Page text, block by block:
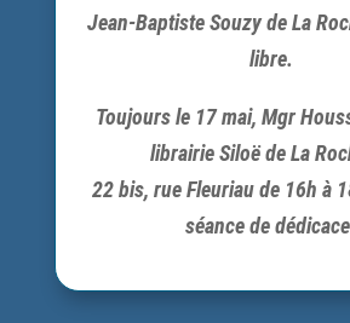
Jean-Baptiste Souzy de La
libre.
Toujours le 17 mai, Mgr
librairie Siloë de La
22 bis, rue Fleuriau de 16h à
séance de